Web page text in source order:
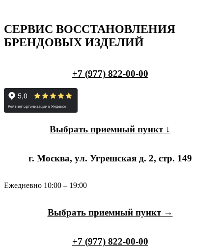
СЕРВИС ВОССТАНОВЛЕНИЯ
БРЕНДОВЫХ ИЗДЕЛИЙ
+7 (977) 822-00-00
Выбрать приемный пункт ↓
г. Москва, ул. Угрешская д. 2, стр. 149
Ежедневно 10:00 – 19:00
Выбрать приемный пункт →
+7 (977) 822-00-00